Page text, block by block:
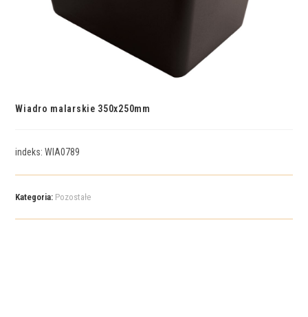
Wiadro malarskie 350x250mm
indeks: WIA0789
Kategoria: Pozostałe